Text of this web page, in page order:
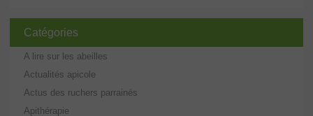
Catégories
A lire sur les abeilles
Actualités apicole
Actus des ruchers parrainés
Apithérapie